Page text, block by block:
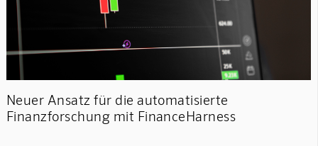
Neuer Ansatz für die automatisierte
Finanzforschung mit FinanceHarness